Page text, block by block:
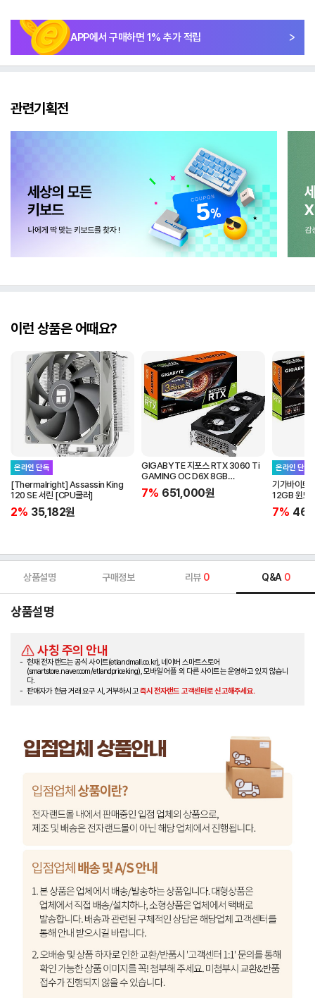
APP에서 구매하면 1% 추가 적립
관련기획전
이런 상품은 어때요?
온라인 단독
[Thermalright] Assassin King
120 SE 서린 [CPU쿨러]
2% 35,182원
GIGABYTE 지포스 RTX 3060 Ti
GAMING OC D6X 8GB
피씨디렉트
7% 651,000원
온라인 단독
기가바이
12GB 윈드
7%
상품설명 구매정보 리뷰 0 Q&A 0
상품설명
사칭 주의 안내
현재 전자랜드는 공식 사이트(etlandmall.co.kr), 네이버 스마트스토어
(smartstore.naver.com/etlandpriceking), 모바일 어플 외 다른 사이트는 운영하고 있지 않습니
다.
판매자가 현금 거래 요구 시, 거부하시고즉시 전자랜드 고객센터로 신고해주세요.